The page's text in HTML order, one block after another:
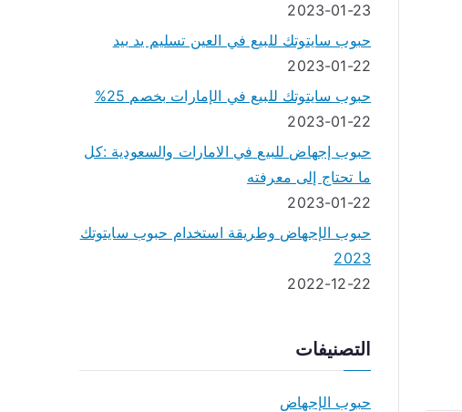
2023-01-23
حبوب سايتوتك للبيع في العين تسليم يد بيد
2023-01-22
حبوب سايتوتك للبيع في الإمارات بخصم 25%
2023-01-22
حبوب إجهاض للبيع في الامارات والسعودية :كل
ما تحتاج إلى معرفته
2023-01-22
حبوب الإجهاض وطريقة استخدام حبوب سايتوتك
2023
2022-12-22
التصنيفات
حبوب الإجهاض